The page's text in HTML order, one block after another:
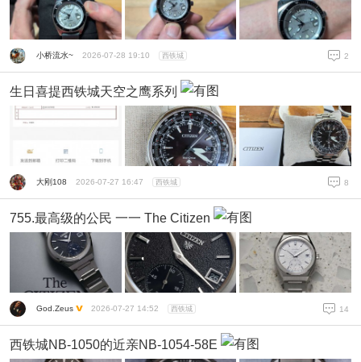
小桥流水~ 2026-07-28 19:10 西铁城 2
生日喜提西铁城天空之鹰系列
大刚108 2026-07-27 16:47 西铁城 8
755.最高级的公民 一一 The Citizen
God.Zeus 2026-07-27 14:52 西铁城 14
西铁城NB-1050的近亲NB-1054-58E